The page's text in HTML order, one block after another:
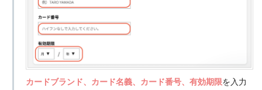
カードブランド、カード名義、カード番号、有効期限を入力